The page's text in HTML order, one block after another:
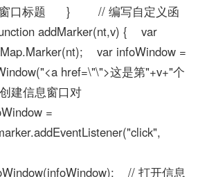
窗口标题 } // 编写自定义函
addMarker(nt,v) { var
var infoWindow =
href=\"\">这是第"+v+"个
建信息窗口对
=
// 打开信息